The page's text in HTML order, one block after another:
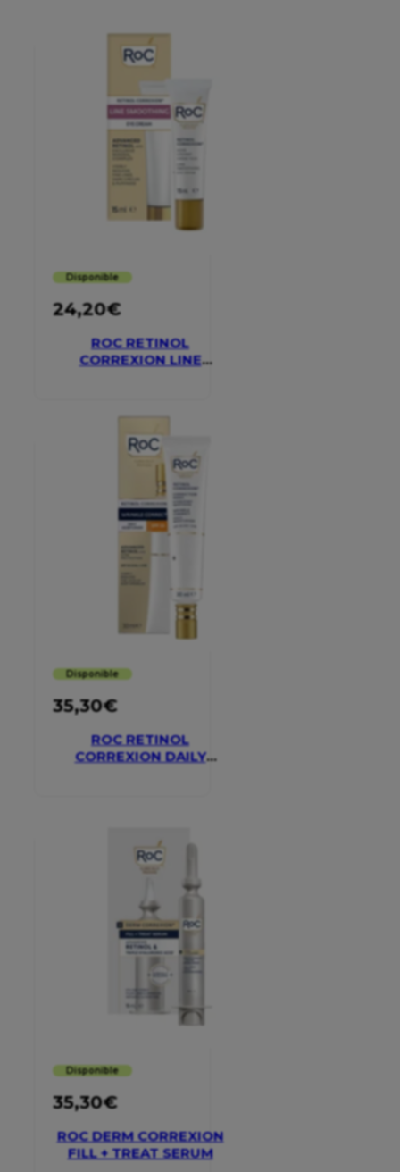
Disponible
24,20€
ROC RETINOL
CORREXION LINE
Disponible
35,30€
ROC RETINOL
CORREXION DAILY
Disponible
35,30€
ROC DERM CORREXION
FILL + TREAT SERUM